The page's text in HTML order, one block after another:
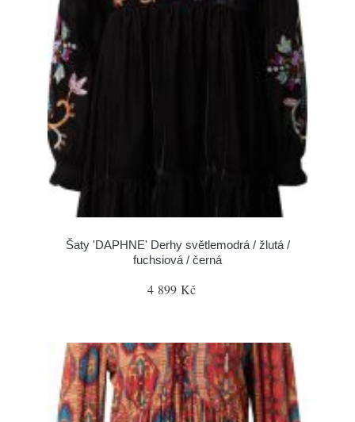
Šaty 'DAPHNE' Derhy světlemodrá / žlutá /
fuchsiová / černá
4 899 Kč